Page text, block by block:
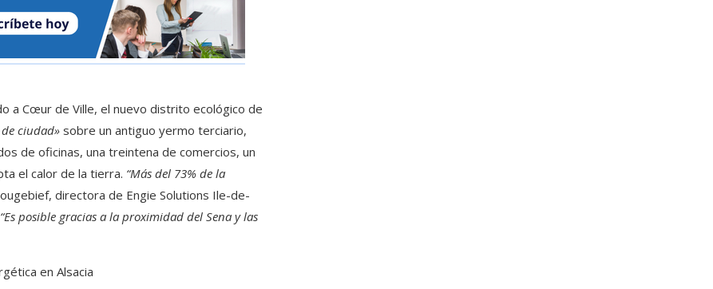
a Cœur de Ville, el nuevo distrito ecológico de
ciudad»sobre un antiguo yermo terciario,
de oficinas, una treintena de comercios, un
el calor de la tierra. “Más del 73% de la
directora de Engie Solutions Ile-de-
“Es posible gracias a la proximidad del Sena y las
en Alsacia